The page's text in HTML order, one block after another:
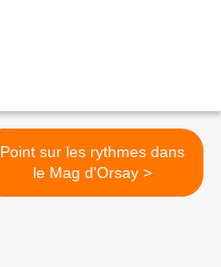
Point sur les rythmes dans
le Mag d'Orsay >